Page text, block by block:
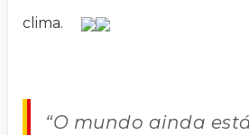
clima.
“O mundo ainda